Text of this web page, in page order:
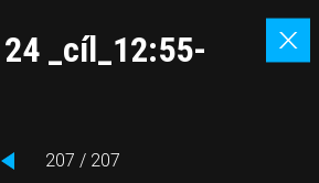
_cíl_12:55-
207 / 207